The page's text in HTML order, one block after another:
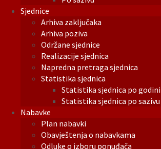
Sjednice
Arhiva zaključaka
Arhiva poziva
Održane sjednice
Realizacije sjednica
Napredna pretraga sjednica
Statistika sjednica
Statistika sjednica po godini
Statistika sjednica po sazivu
Nabavke
Plan nabavki
Obavještenja o nabavkama
Odluke o izboru ponuđača